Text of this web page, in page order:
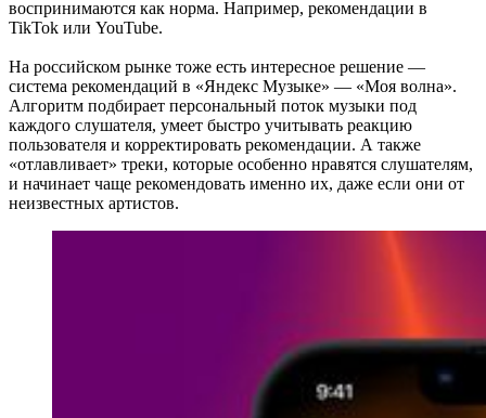
воспринимаются как норма. Например, рекомендации в
TikTok или YouTube.
На российском рынке тоже есть интересное решение —
система рекомендаций в «Яндекс Музыке» — «Моя волна».
Алгоритм подбирает персональный поток музыки под
каждого слушателя, умеет быстро учитывать реакцию
пользователя и корректировать рекомендации. А также
«отлавливает» треки, которые особенно нравятся слушателям,
и начинает чаще рекомендовать именно их, даже если они от
неизвестных артистов.